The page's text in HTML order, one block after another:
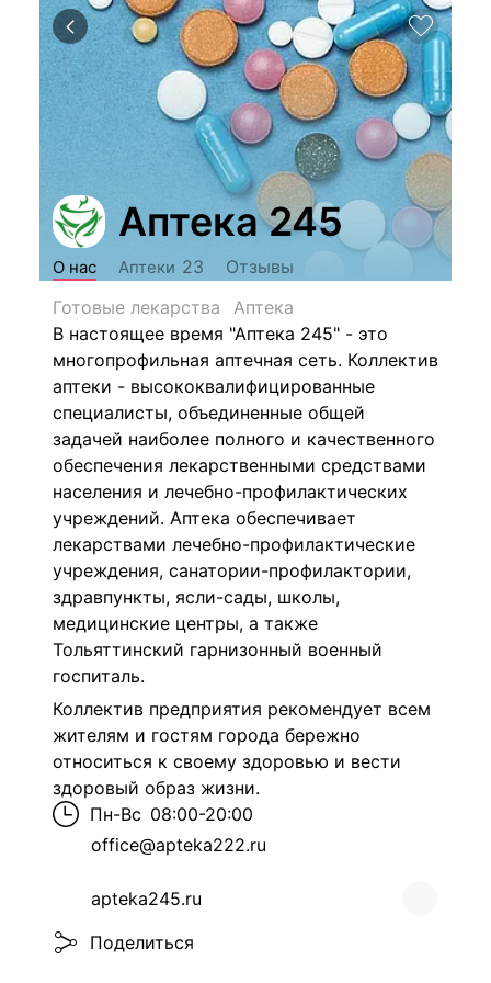
Аптека 245
О нас Аптеки 23
Отзывы
Готовые лекарства
Аптека
В настоящее время "Аптека 245" - это
многопрофильная аптечная сеть. Коллектив
аптеки - высококвалифицированные
специалисты, объединенные общей
задачей наиболее полного и качественного
обеспечения лекарственными средствами
населения и лечебно-профилактических
учреждений. Аптека обеспечивает
лекарствами лечебно-профилактические
учреждения, санатории-профилактории,
здравпункты, ясли-сады, школы,
медицинские центры, а также
Тольяттинский гарнизонный военный
госпиталь.
Коллектив предприятия рекомендует всем
жителям и гостям города бережно
относиться к своему здоровью и вести
здоровый образ жизни.
Пн-Вс 08:00-20:00
office@apteka222.ru
apteka245.ru
Поделиться